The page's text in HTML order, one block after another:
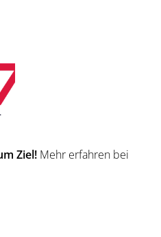
Ziel! Mehr erfahren bei